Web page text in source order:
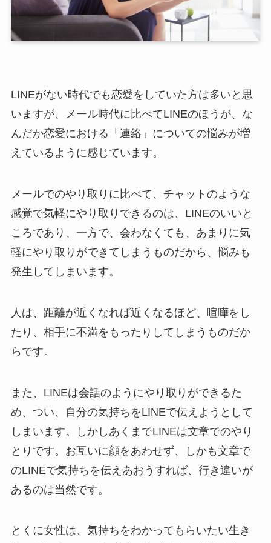
LINEがない時代でも恋愛をしていた方は多いと思
いますが、メール時代に比べてLINEのほうが、な
んだか恋愛における「連絡」についての悩みが増
えているように感じています。
メールでのやり取りに比べて、チャットのような
感覚で気軽にやり取りできるのは、LINEのいいと
ころであり、一方で、会わなくても、あまりに気
軽にやり取りができてしまうものだから、悩みも
発生してしまいます。
人は、距離が近くなれば近くなるほど、喧嘩をし
たり、相手に不満をもったりしてしまうものだか
らです。
また、LINEは会話のようにやり取りができるた
め、つい、自分の気持ちをLINEで伝えようとして
しまいます。しかしあくまでLINEは文章でのやり
とりです。お互いに顔をあわせず、しかも文章で
のLINEで気持ちを伝えあおうすれば、行き違いが
あるのは当然です。
とくに女性は、気持ちをわかってもらいたい生き